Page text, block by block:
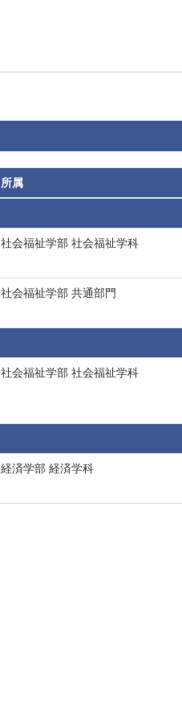
所属
社会福祉学部 社会福祉学科
社会福祉学部 共通部門
社会福祉学部 社会福祉学科
経済学部 経済学科